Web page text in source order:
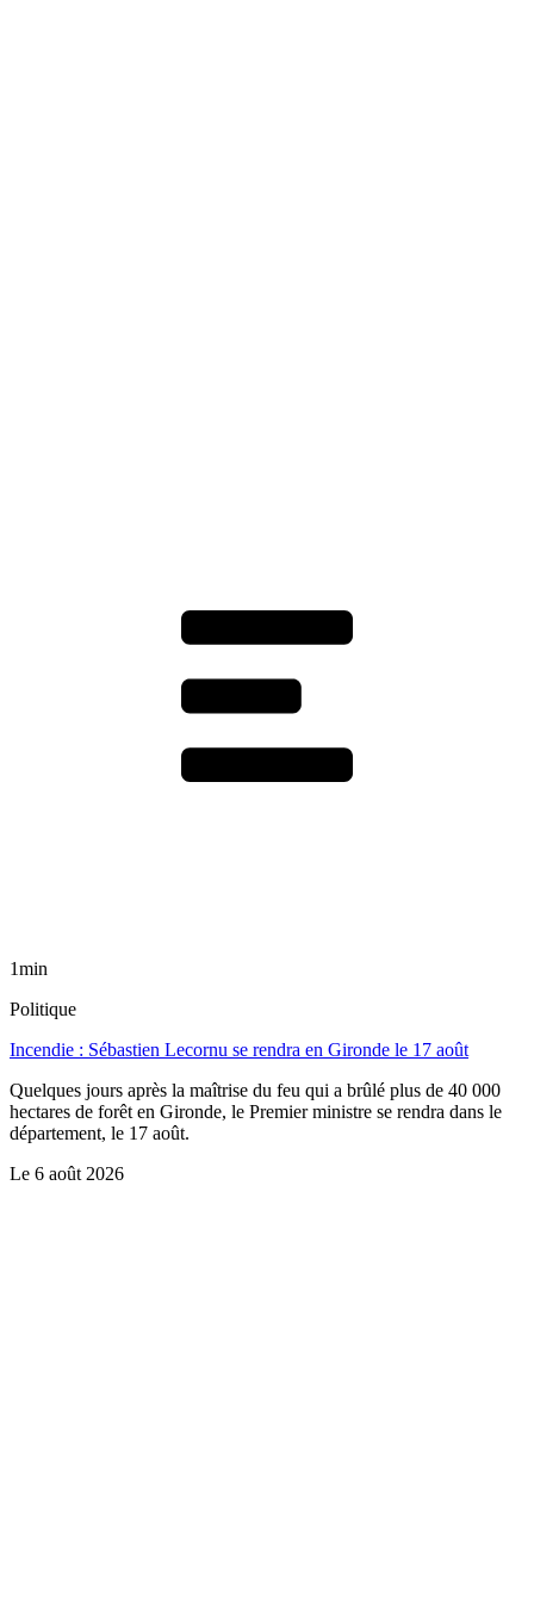
1min
Politique
Incendie : Sébastien Lecornu se rendra en Gironde le 17 août
Quelques jours après la maîtrise du feu qui a brûlé plus de 40 000
hectares de forêt en Gironde, le Premier ministre se rendra dans le
département, le 17 août.
Le 6 août 2026